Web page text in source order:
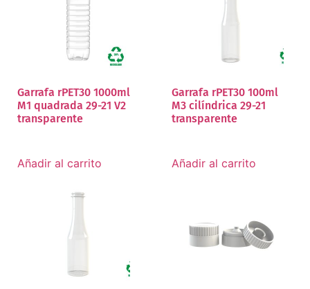
Garrafa rPET30 1000ml
M1 quadrada 29-21 V2
transparente
Añadir al carrito
Garrafa rPET30 100ml
M3 cilíndrica 29-21
transparente
Añadir al carrito